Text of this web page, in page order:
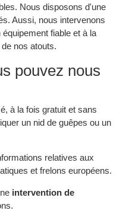
Nous disposons d'une
Aussi, nous intervenons
fiable et à la
nos atouts.
pouvez nous
à la fois gratuit et sans
un nid de guêpes ou un
relatives aux
et frelons européens.
intervention de